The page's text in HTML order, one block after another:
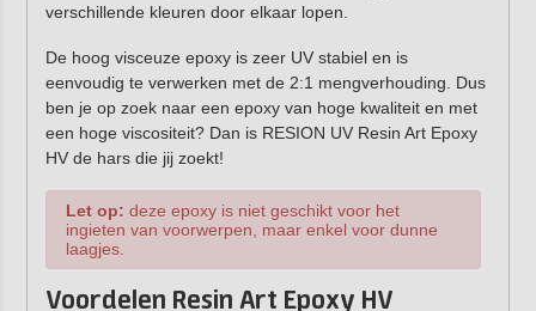
verschillende kleuren door elkaar lopen.
De hoog visceuze epoxy is zeer UV stabiel en is
eenvoudig te verwerken met de 2:1 mengverhouding. Dus
ben je op zoek naar een epoxy van hoge kwaliteit en met
een hoge viscositeit? Dan is RESION UV Resin Art Epoxy
HV de hars die jij zoekt!
Let op: deze epoxy is niet geschikt voor het
ingieten van voorwerpen, maar enkel voor dunne
laagjes.
Voordelen Resin Art Epoxy HV